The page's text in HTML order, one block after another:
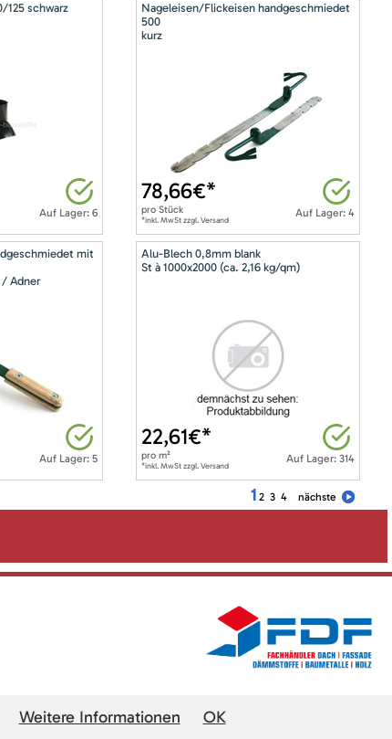
125 schwarz
Auf Lager: 6
Nageleisen/Flickeisen handgeschmiedet
500
kurz
Auf Lager: 4
78,66€*
proStück
*inkl. MwSt zzgl. Versand
mit
Adner
Auf Lager: 5
Alu-Blech 0,8mm blank
St à 1000x2000 (ca. 2,16 kg/qm)
Auf Lager: 314
22,61€*
prom²
*inkl. MwSt zzgl. Versand
1 2 3 4 nächste
Weitere Informationen OK